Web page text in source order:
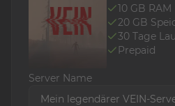
10 GB RAM
20 GB
30 Tage
Prepaid
Server Name
Mein legendärer VEIN-